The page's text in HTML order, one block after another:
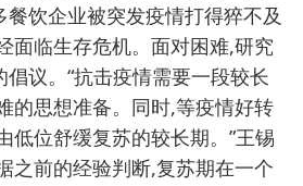
饮企业被突发疫情打得猝不及
面临生存危机。面对困难,研究
议。“抗击疫情需要一段较长
的思想准备。同时,等疫情好转
低位舒缓复苏的较长期。”王锡
之前的经验判断,复苏期在一个